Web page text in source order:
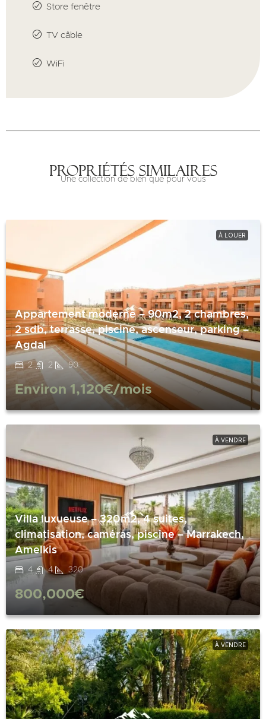
Store fenêtre
TV câble
WiFi
Propriétés similaires
Une collection de bien que pour vous
À LOUER
Appartement moderne – 90m2, 2 chambres,
2 sdb, terrasse, piscine, ascenseur, parking –
Agdal
2 2 90
Environ 1,120€/mois
À VENDRE
Villa luxueuse – 320m2, 4 suites,
climatisation, caméras, piscine – Marrakech,
Amelkis
4 4 320
800,000€
À VENDRE